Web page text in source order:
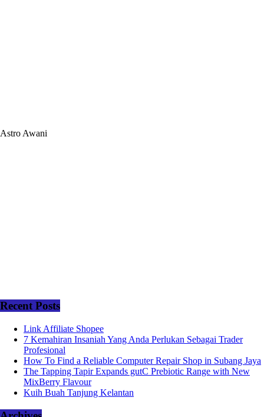
Astro Awani
Recent Posts
Link Affiliate Shopee
7 Kemahiran Insaniah Yang Anda Perlukan Sebagai Trader
Profesional
How To Find a Reliable Computer Repair Shop in Subang Jaya
The Tapping Tapir Expands gutC Prebiotic Range with New
MixBerry Flavour
Kuih Buah Tanjung Kelantan